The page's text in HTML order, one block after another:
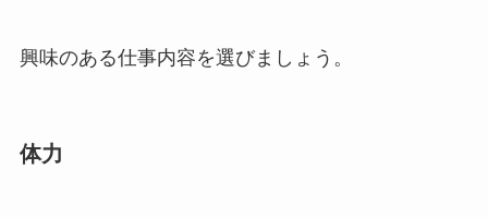
興味のある仕事内容を選びましょう。
体力